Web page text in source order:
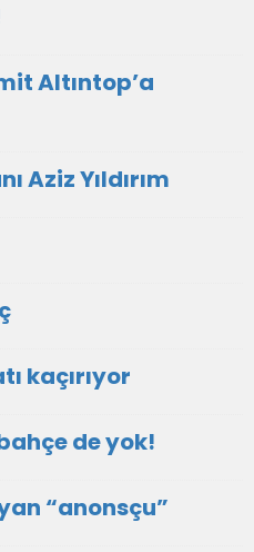
Altıntop’a
Aziz Yıldırım
kaçırıyor
de yok!
“anonsçu”